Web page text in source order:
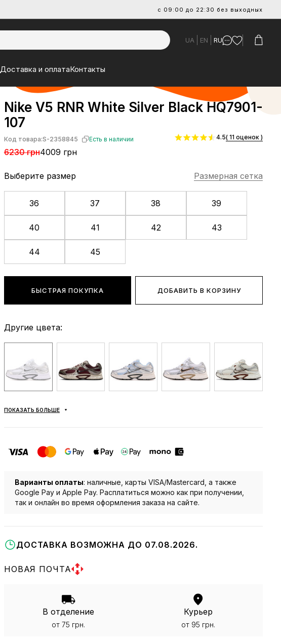
с 09:00 до 22:30 без выходных
UA EN RU
Доставка и оплатаКонтакты
Nike V5 RNR White Silver Black HQ7901-
107
Код товара:S-2358845 Есть в наличии
6230 грн4009 грн
4.5( 11 оценок )
Выберите размер Размерная сетка
36 37 38 39
40 41 42 43
44 45
БЫСТРАЯ ПОКУПКА ДОБАВИТЬ В КОРЗИНУ
Другие цвета:
ПОКАЗАТЬ БОЛЬШЕ
Варианты оплаты: наличные, карты VISA/Mastercard, а также
Google Pay и Apple Pay. Расплатиться можно как при получении,
так и онлайн во время оформления заказа на сайте.
ДОСТАВКА ВОЗМОЖНА ДО 07.08.2026.
НОВАЯ ПОЧТА
В отделение
от 75 грн.
Курьер
от 95 грн.